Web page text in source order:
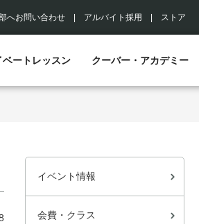
へお問い合わせ アルバイト採用 ストア
ベートレッスン クーバー・アカデミー
イベント情報
会費・クラス